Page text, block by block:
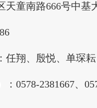
南路666号中基
翔、殷悦、单琛耘
2381667、